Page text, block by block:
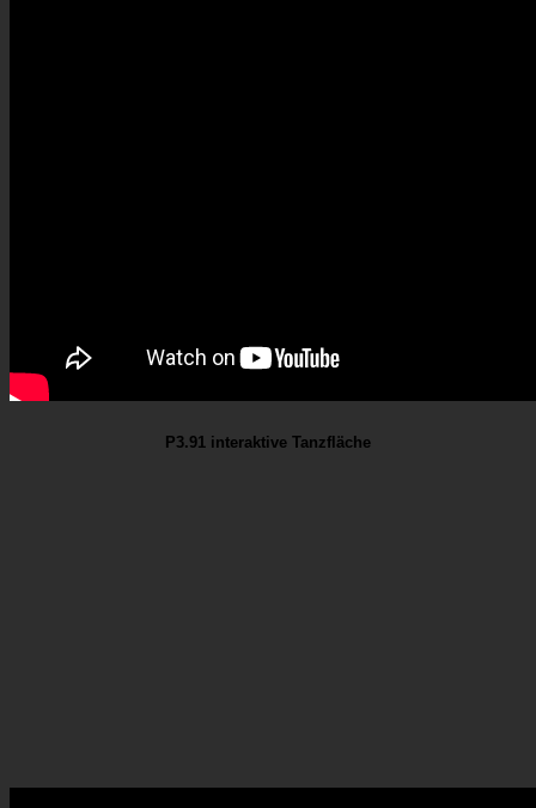
P3.91 interaktive Tanzfläche